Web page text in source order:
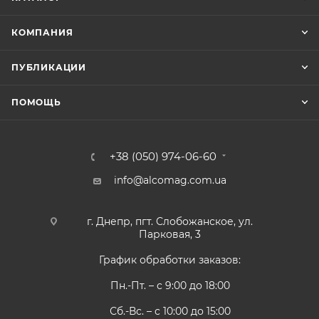
КОМПАНИЯ
ПУБЛИКАЦИИ
ПОМОЩЬ
+38 (050) 974-06-60
info@alcomag.com.ua
г. Днепр, пгт. Слобожанское, ул.
Парковая, 3
График обработки заказов:
Пн.-Пт. – с 9:00 до 18:00
Сб.-Вс. – с 10:00 до 15:00